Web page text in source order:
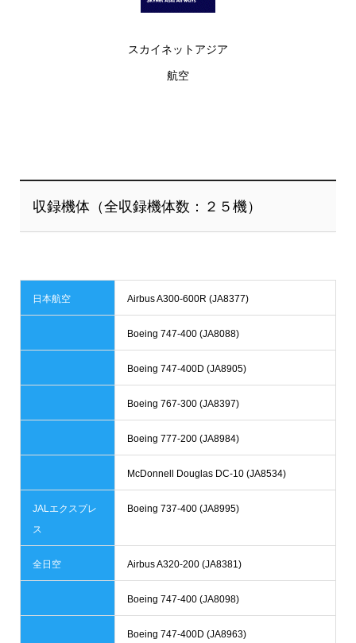
スカイネットアジア
航空
収録機体（全収録機体数：２５機）
日本航空 Airbus A300-600R (JA8377)
Boeing 747-400 (JA8088)
Boeing 747-400D (JA8905)
Boeing 767-300 (JA8397)
Boeing 777-200 (JA8984)
McDonnell Douglas DC-10 (JA8534)
JALエクスプレ
ス
Boeing 737-400 (JA8995)
全日空 Airbus A320-200 (JA8381)
Boeing 747-400 (JA8098)
Boeing 747-400D (JA8963)